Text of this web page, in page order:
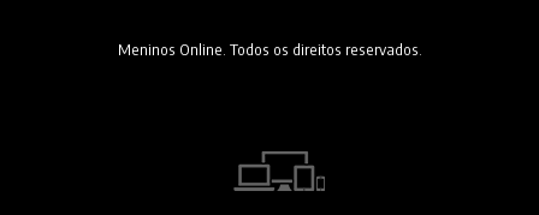
Meninos Online. Todos os direitos reservados.